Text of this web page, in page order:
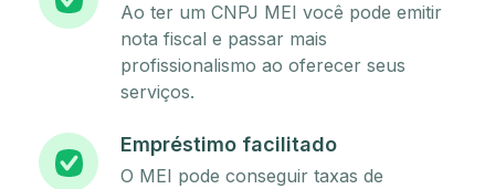
Ao ter um CNPJ MEI você pode emitir
nota fiscal e passar mais
profissionalismo ao oferecer seus
serviços.
Empréstimo facilitado
O MEI pode conseguir taxas de